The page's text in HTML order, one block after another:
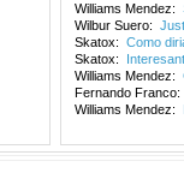
Williams Mendez:
Wilbur Suero:
Skatox: Como
Skatox:
Williams Mendez:
Fernando
Williams Mendez: